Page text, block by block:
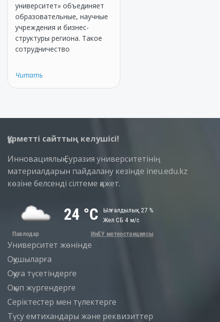
университет» объединяет
образовательные, научные
учреждения и бизнес-
структуры региона. Такое
сотрудничество
Читать
Құрметті сайттың келушісі!
Инновациялық Еуразия университетінің
материалдарын пайдалану кезінде ineu.edu.kz
көзіне белсенді сілтеме қажет.
Университет жөнінде
Оқушыларға
Оқуға түсетіндерге
Оқып жүргендерге
Серіктестер мен түлектерге
Түсу емтихандары және реквизиттер